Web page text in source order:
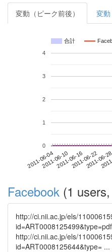
変動（ピーク前後） 変動
合計
2011-06-042011-06-102011-06-162011-06-22
2011-06-
0
1
2
3
4
Facebook (1
http://ci.nii.ac.jp/els/
http://ci.nii.ac.jp/els/
id=ART0008125644&type= ...